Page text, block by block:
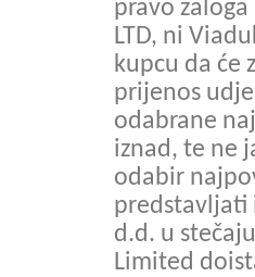
pravo zaloga
LTD, ni
kupcu da će
prijenos
odabrane
iznad, te ne
odabir
predstavljati
d.d. u
Limited